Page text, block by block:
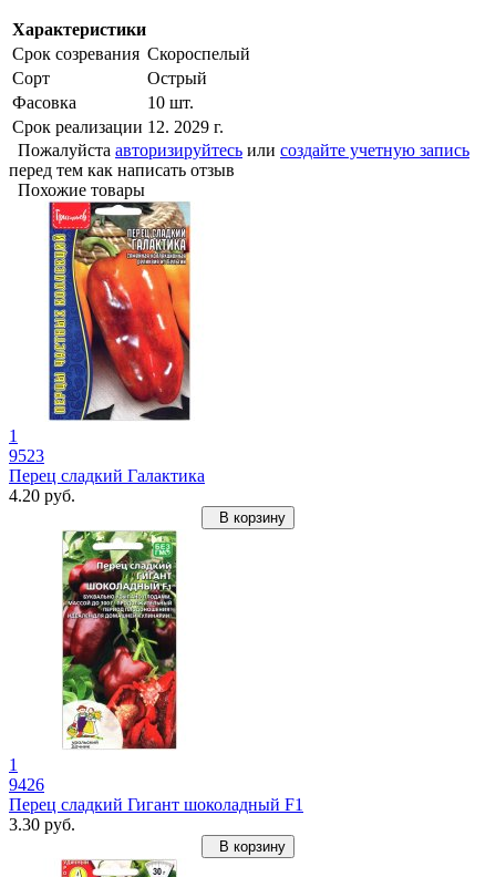
Характеристики
Срок созревания Скороспелый
Сорт
Острый
Фасовка
10 шт.
Срок реализации 12. 2029 г.
Пожалуйста авторизируйтесь или создайте учетную запись
перед тем как написать отзыв
Похожие товары
1
9523
Перец сладкий Галактика
4.20 руб.
В корзину
1
9426
Перец сладкий Гигант шоколадный F1
3.30 руб.
В корзину